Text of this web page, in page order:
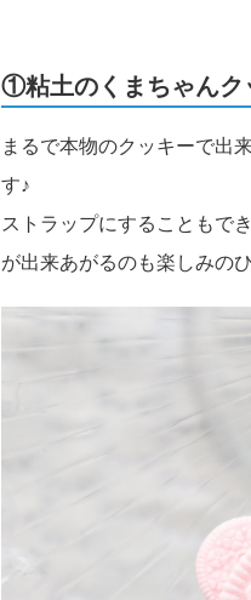
①粘土のくまちゃんク
まるで本物のクッキーで出
す♪
ストラップにすることもで
が出来あがるのも楽しみの